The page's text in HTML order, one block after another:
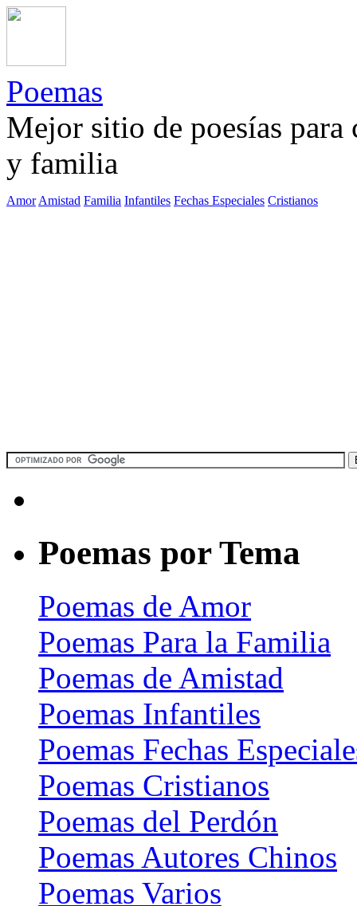
Poemas
Mejor sitio de poesías
y familia
Amor Amistad Familia Infantiles Fechas Especiales Cristianos
Poemas por Tema
Poemas de Amor
Poemas Para la Familia
Poemas de Amistad
Poemas Infantiles
Poemas Fechas
Poemas Cristianos
Poemas del Perdón
Poemas Autores Chinos
Poemas Varios